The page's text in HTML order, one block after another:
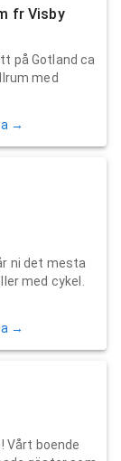
fr Visby
på Gotland ca
med
→
ni det mesta
med cykel.
→
Vårt boende